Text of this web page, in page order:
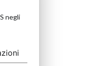
negli